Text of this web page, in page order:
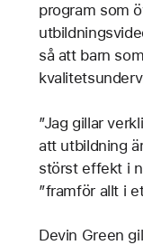
program som
så att barn
”Jag gillar
att utbildning
störst effekt i
”framför allt i
Devin Green